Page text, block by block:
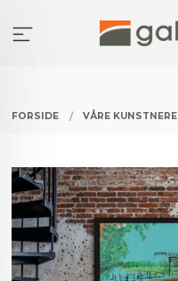
innholdet
FORSIDE VÅRE KUNSTNERE